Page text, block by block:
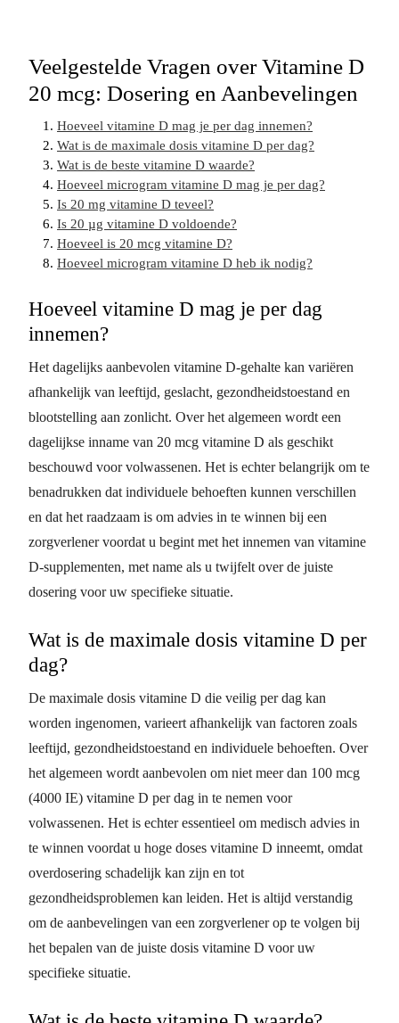
Veelgestelde Vragen over Vitamine D
20 mcg: Dosering en Aanbevelingen
Hoeveel vitamine D mag je per dag innemen?
Wat is de maximale dosis vitamine D per dag?
Wat is de beste vitamine D waarde?
Hoeveel microgram vitamine D mag je per dag?
Is 20 mg vitamine D teveel?
Is 20 µg vitamine D voldoende?
Hoeveel is 20 mcg vitamine D?
Hoeveel microgram vitamine D heb ik nodig?
Hoeveel vitamine D mag je per dag
innemen?
Het dagelijks aanbevolen vitamine D-gehalte kan variëren
afhankelijk van leeftijd, geslacht, gezondheidstoestand en
blootstelling aan zonlicht. Over het algemeen wordt een
dagelijkse inname van 20 mcg vitamine D als geschikt
beschouwd voor volwassenen. Het is echter belangrijk om te
benadrukken dat individuele behoeften kunnen verschillen
en dat het raadzaam is om advies in te winnen bij een
zorgverlener voordat u begint met het innemen van vitamine
D-supplementen, met name als u twijfelt over de juiste
dosering voor uw specifieke situatie.
Wat is de maximale dosis vitamine D per
dag?
De maximale dosis vitamine D die veilig per dag kan
worden ingenomen, varieert afhankelijk van factoren zoals
leeftijd, gezondheidstoestand en individuele behoeften. Over
het algemeen wordt aanbevolen om niet meer dan 100 mcg
(4000 IE) vitamine D per dag in te nemen voor
volwassenen. Het is echter essentieel om medisch advies in
te winnen voordat u hoge doses vitamine D inneemt, omdat
overdosering schadelijk kan zijn en tot
gezondheidsproblemen kan leiden. Het is altijd verstandig
om de aanbevelingen van een zorgverlener op te volgen bij
het bepalen van de juiste dosis vitamine D voor uw
specifieke situatie.